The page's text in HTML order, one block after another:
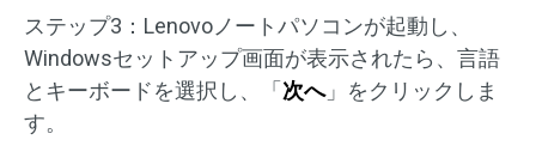
ステップ3：Lenovoノートパソコンが起動し、
Windowsセットアップ画面が表示されたら、言語
とキーボードを選択し、「 次へ」をクリックしま
す。